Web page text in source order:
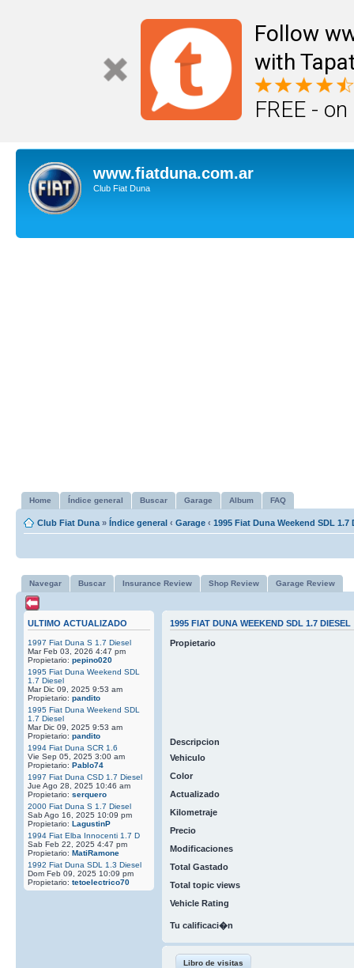
Follow
with
FREE -
www.fiatduna.com.ar
Club Fiat Duna
Home Índice general Buscar Garage Album FAQ
Club Fiat Duna » Índice general ‹ Garage ‹ 1995 Fiat Duna Weekend SDL 1.7
Navegar Buscar Insurance Review Shop Review Garage Review
ULTIMO ACTUALIZADO
1997 Fiat Duna S 1.7 Diesel
Mar Feb 03, 2026 4:47 pm
Propietario: pepino020
1995 Fiat Duna Weekend SDL
1.7 Diesel
Mar Dic 09, 2025 9:53 am
Propietario: pandito
1995 Fiat Duna Weekend SDL
1.7 Diesel
Mar Dic 09, 2025 9:53 am
Propietario: pandito
1994 Fiat Duna SCR 1.6
Vie Sep 05, 2025 3:00 am
Propietario: Pablo74
1997 Fiat Duna CSD 1.7 Diesel
Jue Ago 28, 2025 10:46 am
Propietario: serquero
2000 Fiat Duna S 1.7 Diesel
Sab Ago 16, 2025 10:09 pm
Propietario: LagustinP
1994 Fiat Elba Innocenti 1.7 D
Sab Feb 22, 2025 4:47 pm
Propietario: MatiRamone
1992 Fiat Duna SDL 1.3 Diesel
Dom Feb 09, 2025 10:09 pm
Propietario: tetoelectrico70
1995 FIAT DUNA WEEKEND SDL 1.7 DIESEL
Propietario
Descripcion
Vehiculo
Color
Actualizado
Kilometraje
Precio
Modificaciones
Total Gastado
Total topic views
Vehicle Rating
Tu calificaci�n
Libro de visitas